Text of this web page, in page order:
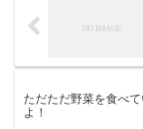
ただただ野菜を食べ
よ！